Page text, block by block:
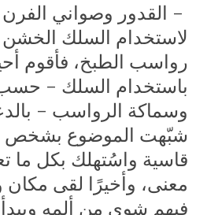
- القدور وصواني
لاستخدام السلك الخشن
رواسب الطبخ، فأقوم
باستخدام السلك -
وسماكة الرواسب -
شبّهت الموضوع
قاسية واسُتهلك بكل ما
معنى، وأخيرًا لقى مكان
فيهم شوي من ألمه